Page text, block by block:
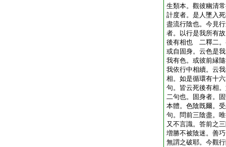
生類本。觀彼幽清
計度者。是人墜入
盡流行陰也。今見
者。以行是我所有
後有相也 二釋二。
或自固身。云色是
我有色。或彼前縁
我依行中相續。云
相。如是循環有十
句。皆云死後有相
二句也。固身者。
本體。色陰既爾。
句。問前三陰盡。
又不言識。答前之
増勝不被陰迷。善
無謂之破耶。今觀